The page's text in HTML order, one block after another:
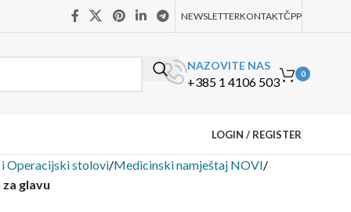
NEWSLETTERKONTAKTČPP
NAZOVITE NAS
+385 1 4106 503
0
LOGIN / REGISTER
Operacijski stolovi/Medicinski namještaj NOVI/
za glavu